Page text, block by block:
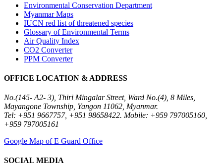
Environmental Conservation Department
Myanmar Maps
IUCN red list of threatened species
Glossary of Environmental Terms
Air Quality Index
CO2 Converter
PPM Converter
OFFICE LOCATION & ADDRESS
No.(145- A2- 3), Thiri Mingalar Street, Ward No.(4), 8 Miles,
Mayangone Township, Yangon 11062, Myanmar.
Tel: +951 9667757, +951 98658422. Mobile: +959 797005160,
+959 797005161
Google Map of E Guard Office
SOCIAL MEDIA